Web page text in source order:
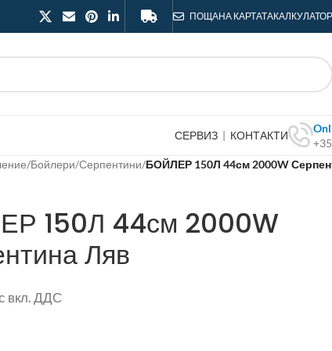
ПОЩАНА КАРТАТА
СЕРВИЗ | КОНТАКТИ
/Бойлери/Серпентини/БОЙЛЕР 150Л 44см 2000W
150Л 44см 2000W
Ляв
вкл. ДДС